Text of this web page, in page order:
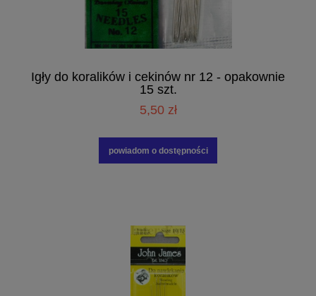
Igły do koralików i cekinów nr 12 - opakownie
15 szt.
5,50 zł
powiadom o dostępności